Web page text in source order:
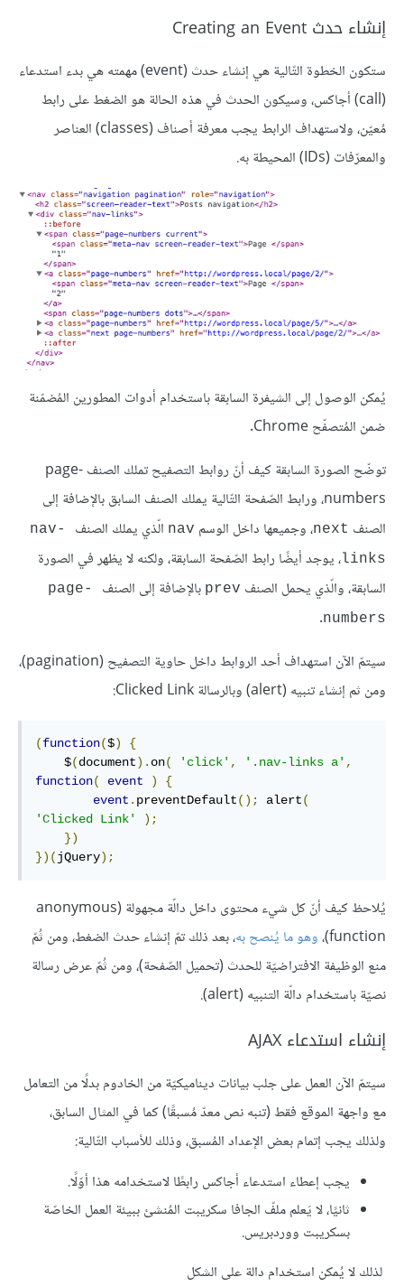
إنشاء حدث Creating an Event
ستكون الخطوة التّالية هي إنشاء حدث (event) مهمته هي بدء استدعاء
(call) أجاكس، وسيكون الحدث في هذه الحالة هو الضغط على رابط
مُعيّن، ولاستهداف الرابط يجب معرفة أصناف (classes) العناصر
والمعرّفات (IDs) المحيطة به.
يُمكن الوصول إلى الشيفرة السابقة باستخدام أدوات المطورين المُضمّنة
ضمن المُتصفّح Chrome.
توضّح الصورة السابقة كيف أنّ روابط التصفيح تملك الصنف page-
numbers، ورابط الصّفحة التّالية يملك الصنف السابق بالإضافة إلى
الصنف next، وجميعها داخل الوسم nav الّذي يملك الصنف
nav-
links، يوجد أيضًا رابط الصّفحة السابقة، ولكنه لا يظهر في الصورة
السابقة، والّذي يحمل الصنف prev بالإضافة إلى الصنف
page-
numbers
.
سيتمّ الآن استهداف أحد الروابط داخل حاوية التصفيح (pagination)،
ومن ثم إنشاء تنبيه (alert) وبالرسالة Clicked Link:
(function($)
{
$(document). on( 'click' , '.nav-links a' ,
function( event )
{
event . preventDefault(); alert(
'Clicked Link'
);
})
})(jQuery);
يُلاحظ كيف أنّ كل شيء محتوى داخل دالّة مجهولة (anonymous
function)، وهو ما يُنصح به، بعد ذلك تمّ إنشاء حدث الضغط، ومن ثُمّ
منع الوظيفة الافتراضيّة للحدث (تحميل الصّفحة)، ومن ثُمّ عرض رسالة
نصيّة باستخدام دالّة التنبيه (alert).
إنشاء استدعاء AJAX
سيتمّ الآن العمل على جلب بيانات ديناميكيّة من الخادوم بدلًا من التعامل
مع واجهة الموقع فقط (تنبه نص معدّ مُسبقًا) كما في المثال السابق،
ولذلك يجب إتمام بعض الإعداد المُسبق، وذلك للأسباب التّالية:
يجب إعطاء استدعاء أجاكس رابطًا لاستخدامه هذا أوّلًا.
ثانيًا، لا يَعلم ملفّ الجافا سكريبت المُنشئ ببيئة العمل الخاصّة
بسكريبت ووردبريس.
لذلك لا يُمكن استخدام دالة على الشكل